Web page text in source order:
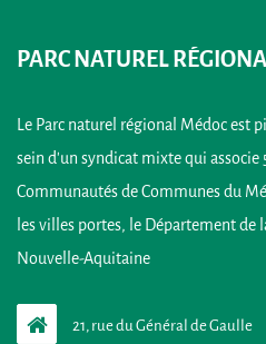
PARC NATUREL
Le Parc naturel régional Médoc est
sein d’un syndicat mixte qui associe
Communautés de Communes du
les villes portes, le Département de
Nouvelle-Aquitaine
21, rue du Général de Gaulle